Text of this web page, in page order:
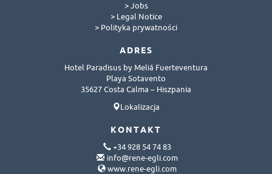
> Jobs
> Legal Notice
> Polityka prywatności
ADRES
Hotel Paradisus by Meliá Fuerteventura
Playa Sotavento
35627 Costa Calma – Hiszpania
Lokalizacja
KONTAKT
+34 928 54 74 83
info@rene-egli.com
www.rene-egli.com